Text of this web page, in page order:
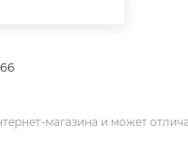
магазина и может